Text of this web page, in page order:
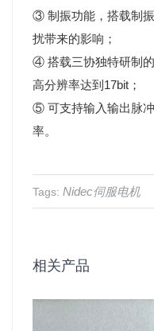
③ 制振功能，搭载制
扰带来的影响；
④ 搭载三协独特研制
高分辨率达到17bit；
⑤ 可支持输入输出脉
率。
Tags: Nidec伺服电机
相关产品